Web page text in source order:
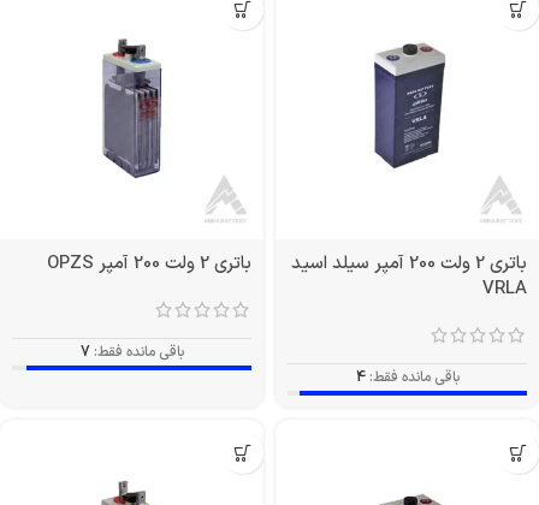
باتری 2 ولت 200 آمپر سیلد اسید
VRLA
باقی مانده فقط: 4
باتری 2 ولت 200 آمپر OPZS
باقی مانده فقط: 7